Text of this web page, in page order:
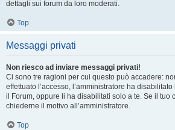
dettagli sui forum da loro moderati.
Top
Messaggi privati
Non riesco ad inviare messaggi privati!
Ci sono tre ragioni per cui questo può accadere:
effettuato l’accesso, l’amministratore ha
il Forum, oppure li ha disabilitati solo a te. Se il tuo
chiederne il motivo all’amministratore.
Top